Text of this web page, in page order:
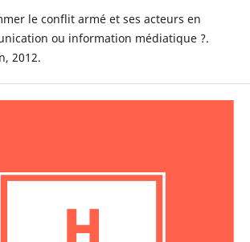
le conflit armé et ses acteurs en
ou information médiatique ?.
2012.